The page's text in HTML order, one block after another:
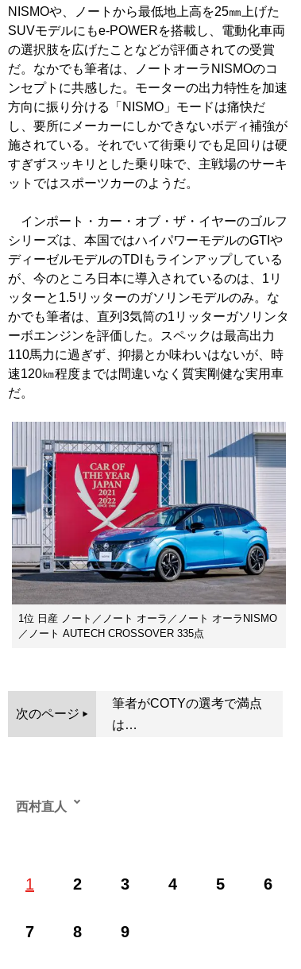
NISMOや、ノートから最低地上高を25㎜上げた
SUVモデルにもe-POWERを搭載し、電動化車両
の選択肢を広げたことなどが評価されての受賞
だ。なかでも筆者は、ノートオーラNISMOのコ
ンセプトに共感した。モーターの出力特性を加速
方向に振り分ける「NISMO」モードは痛快だ
し、要所にメーカーにしかできないボディ補強が
施されている。それでいて街乗りでも足回りは硬
すぎずスッキリとした乗り味で、主戦場のサーキ
ットではスポーツカーのようだ。
インポート・カー・オブ・ザ・イヤーのゴルフ
シリーズは、本国ではハイパワーモデルのGTIや
ディーゼルモデルのTDIもラインアップしている
が、今のところ日本に導入されているのは、1リ
ッターと1.5リッターのガソリンモデルのみ。な
かでも筆者は、直列3気筒の1リッターガソリンタ
ーボエンジンを評価した。スペックは最高出力
110馬力に過ぎず、抑揚とか味わいはないが、時
速120㎞程度までは間違いなく質実剛健な実用車
だ。
1位 日産 ノート／ノート オーラ／ノート オーラNISMO
／ノート AUTECH CROSSOVER 335点
次のページ
筆者がCOTYの選考で満点
は…
1 2 3 4 5 6
7 8 9
西村直人
記事一覧へ